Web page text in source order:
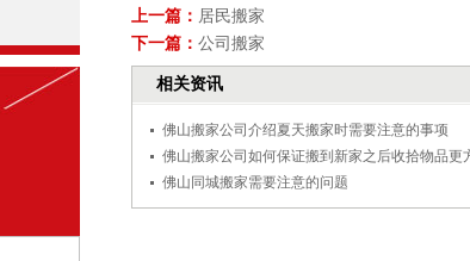
上一篇： 居民搬家
下一篇： 公司搬家
相关资讯
佛山搬家公司介绍夏天搬家时需要注意的事项
佛山搬家公司如何保证搬到新家之后收拾物品更
佛山同城搬家需要注意的问题